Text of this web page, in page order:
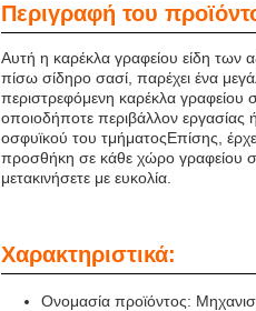
Περιγραφή του
Αυτή η καρέκλα γραφείου είδη των
πίσω σίδηρο σασί, παρέχει ένα
περιστρεφόμενη καρέκλα γραφείου
οποιοδήποτε περιβάλλον εργασίας
οσφυϊκού του τμήματοςΕπίσης,
προσθήκη σε κάθε χώρο γραφείου
μετακινήσετε με ευκολία.
Χαρακτηριστικά:
Ονομασία προϊόντος: